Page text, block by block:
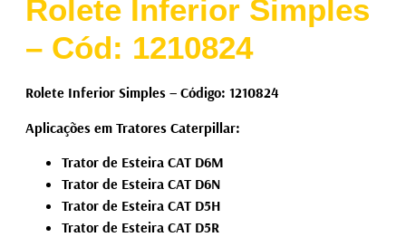
Rolete Inferior Simples
– Cód: 1210824
Rolete Inferior Simples – Código: 1210824
Aplicações em Tratores Caterpillar:
Trator de Esteira CAT D6M
Trator de Esteira CAT D6N
Trator de Esteira CAT D5H
Trator de Esteira CAT D5R